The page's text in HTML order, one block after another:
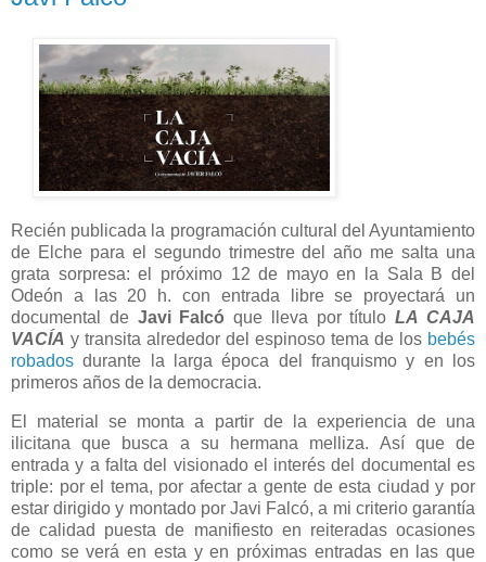
Recién publicada la programación cultural del Ayuntamiento
de Elche para el segundo trimestre del año me salta una
grata sorpresa: el próximo 12 de mayo en la Sala B del
Odeón a las 20 h. con entrada libre se proyectará un
documental de Javi Falcó que lleva por título LA CAJA
VACÍA y transita alrededor del espinoso tema de los bebés
robados durante la larga época del franquismo y en los
primeros años de la democracia.
El material se monta a partir de la experiencia de una
ilicitana que busca a su hermana melliza. Así que de
entrada y a falta del visionado el interés del documental es
triple: por el tema, por afectar a gente de esta ciudad y por
estar dirigido y montado por Javi Falcó, a mi criterio garantía
de calidad puesta de manifiesto en reiteradas ocasiones
como se verá en esta y en próximas entradas en las que